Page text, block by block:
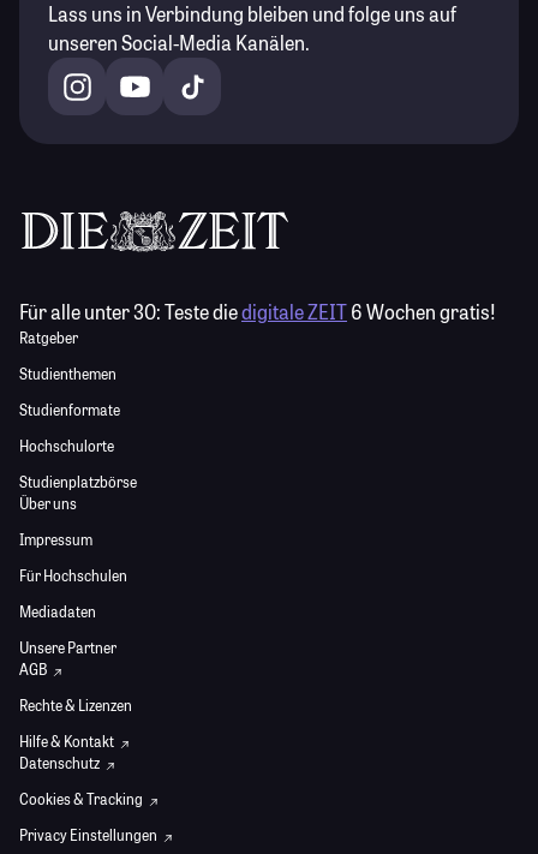
Lass uns in Verbindung bleiben und folge uns auf
unseren Social-Media Kanälen.
Für alle unter 30:Teste diedigitale ZEIT6 Wochen gratis!
Ratgeber
Studienthemen
Studienformate
Hochschulorte
Studienplatzbörse
Über uns
Impressum
Für Hochschulen
Mediadaten
Unsere Partner
AGB
Rechte & Lizenzen
Hilfe & Kontakt
Datenschutz
Cookies & Tracking
Privacy Einstellungen